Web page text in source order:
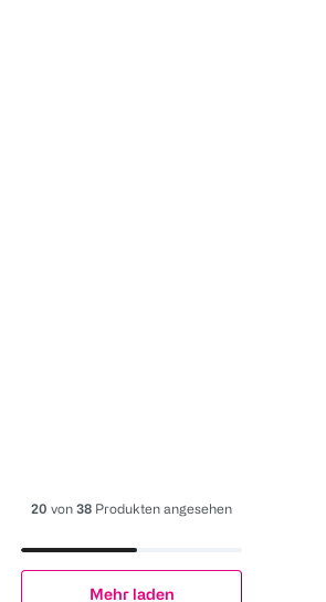
20 von 38 Produkten angesehen
Mehr laden